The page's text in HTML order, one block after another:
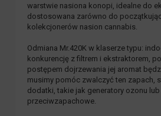
warstwie nasiona konopi, idealne do
dostosowana zarówno do
kolekcjonerów nasion cannabis.
Odmiana Mr.420K w klaserze typu:
konkurencję z filtrem i ekstraktorem,
postępem dojrzewania jej aromat
musimy pomóc zwalczyć ten zapach,
dodatki, takie jak generatory ozonu
przeciwzapachowe.